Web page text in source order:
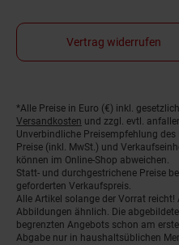
Vertrag widerrufen
Fußnoten
*Alle Preise in Euro (€) inkl.
Versandkosten und zzgl. evtl.
Unverbindliche Preisempfehlung des
Preise (inkl. MwSt.) und
können im Online-Shop abweichen.
Statt- und durchgestrichene Preise
geforderten Verkaufspreis.
Alle Artikel solange der Vorrat
Abbildungen ähnlich. Die
begrenzten Angebots schon am
Abgabe nur in haushaltsüblichen